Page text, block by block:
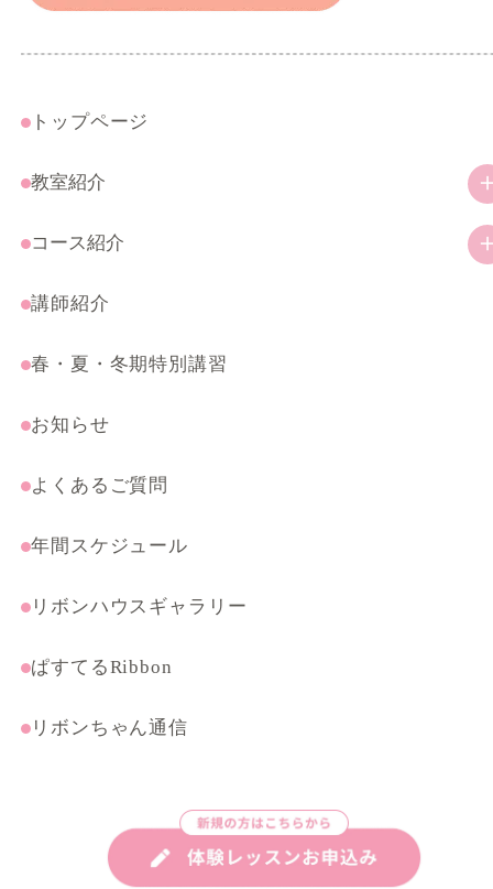
トップページ
教室紹介
教室の特徴
アクセス
コース紹介
幼児・小学生コース
受験・特別コース
まんがテクニック応用講座
講師紹介
春・夏・冬期特別講習
お知らせ
よくあるご質問
年間スケジュール
リボンハウスギャラリー
ぱすてるRibbon
リボンちゃん通信